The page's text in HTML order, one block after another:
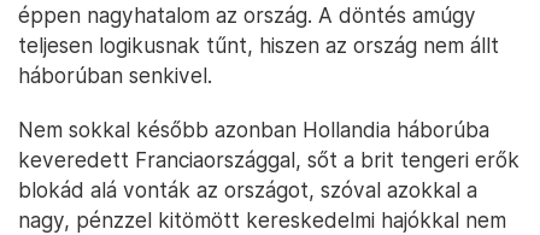
éppen nagyhatalom az ország. A döntés amúgy
teljesen logikusnak tűnt, hiszen az ország nem állt
háborúban senkivel.
Nem sokkal később azonban Hollandia háborúba
keveredett Franciaországgal, sőt a brit tengeri erők
blokád alá vonták az országot, szóval azokkal a
nagy, pénzzel kitömött kereskedelmi hajókkal nem